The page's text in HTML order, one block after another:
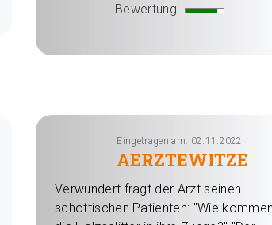
Bewertung:
Eingetragen am: 02.11.2022
AERZTEWITZE
Verwundert fragt der Arzt seinen
schottischen Patienten: "Wie